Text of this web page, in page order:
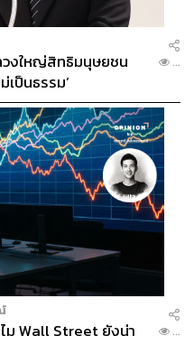
งใหญ่สิทธิมนุษยชน
ป็นธรรม’
...
ม Wall Street ยังน่า
...